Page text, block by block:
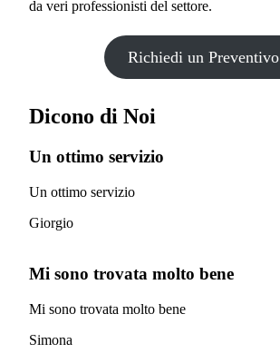
da veri professionisti del settore.
Richiedi un Preventivo
Dicono di Noi
Un ottimo servizio
Un ottimo servizio
Giorgio
Mi sono trovata molto bene
Mi sono trovata molto bene
Simona